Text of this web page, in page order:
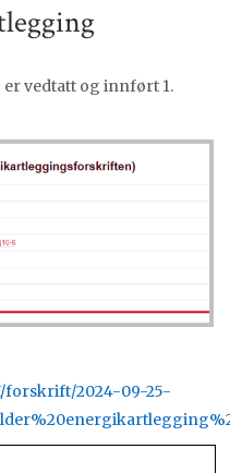
vedtatt og innført 1.
forskrift/2024-09-25-